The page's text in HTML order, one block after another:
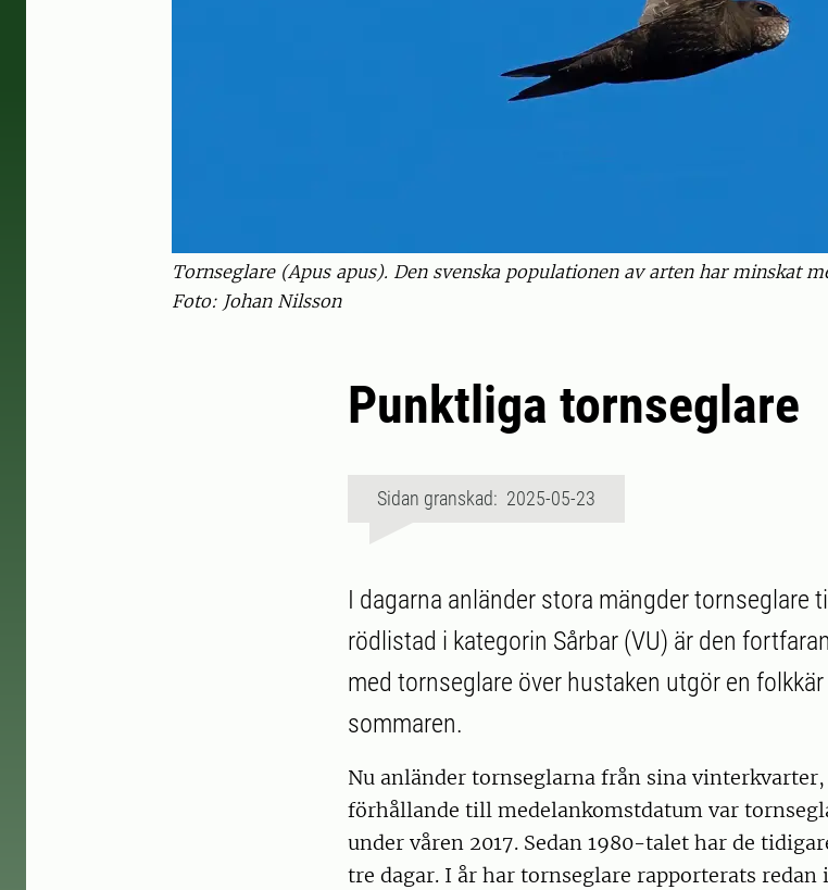
Tornseglare (Apus apus). Den svenska populationen av arten har minskat
Foto: Johan Nilsson
Punktliga tornseglare
Sidan granskad: 2025-05-23
I dagarna anländer stora mängder tornseglare
rödlistad i kategorin Sårbar (VU) är den
med tornseglare över hustaken utgör en
sommaren.
Nu anländer tornseglarna från sina
förhållande till medelankomstdatum var
under våren 2017. Sedan 1980-talet har de
tre dagar. I år har tornseglare rapporterats